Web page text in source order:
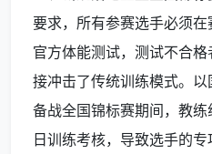
要求，所有参赛选手必须
官方体能测试，测试不合
接冲击了传统训练模式。
备战全国锦标赛期间，教
日训练考核，导致选手的专